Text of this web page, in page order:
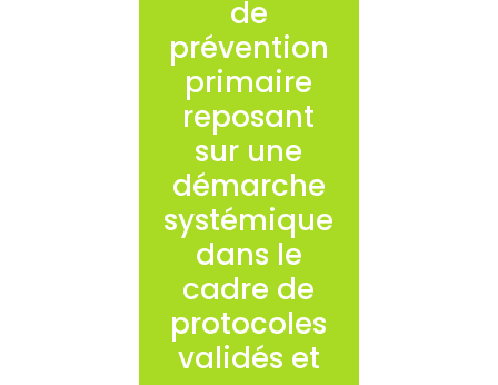
de
prévention
primaire
reposant
sur une
démarche
systémique
dans le
cadre de
protocoles
validés et